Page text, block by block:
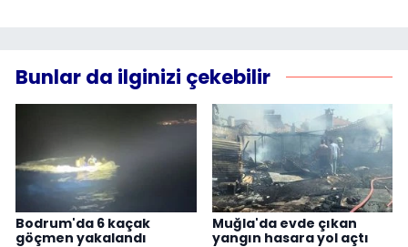
Bunlar da ilginizi çekebilir
Bodrum'da 6 kaçak
göçmen yakalandı
Muğla'da evde çıkan
yangın hasara yol açtı